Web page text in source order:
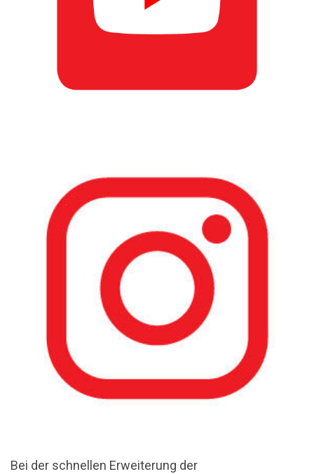
Bei der schnellen Erweiterung der